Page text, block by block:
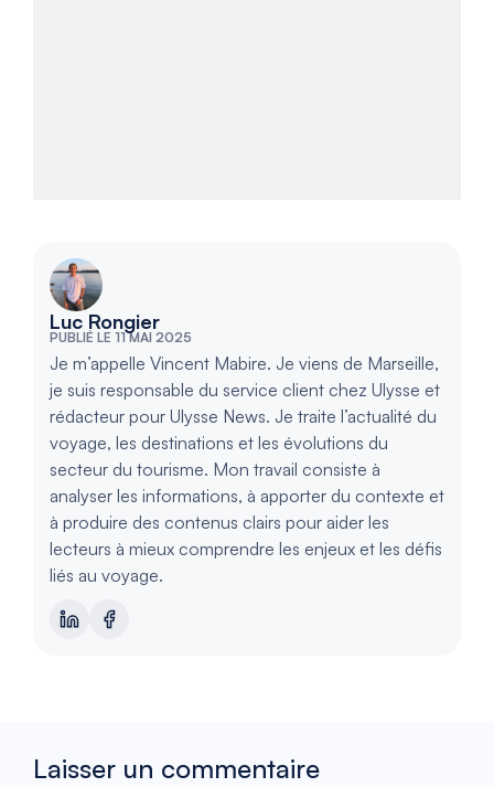
Luc Rongier
PUBLIÉ LE 11 MAI 2025
Je m’appelle Vincent Mabire. Je viens de Marseille,
je suis responsable du service client chez Ulysse et
rédacteur pour Ulysse News. Je traite l’actualité du
voyage, les destinations et les évolutions du
secteur du tourisme. Mon travail consiste à
analyser les informations, à apporter du contexte et
à produire des contenus clairs pour aider les
lecteurs à mieux comprendre les enjeux et les défis
liés au voyage.
Laisser un commentaire